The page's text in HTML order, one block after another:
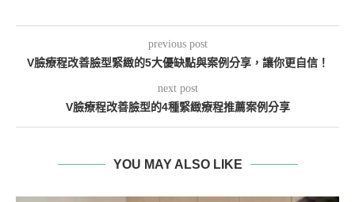
previous post
V臉療程改善臉型緊緻的5大優缺點與案例分享，讓你更自信！
next post
V臉療程改善臉型的4種緊緻療程推薦案例分享
YOU MAY ALSO LIKE